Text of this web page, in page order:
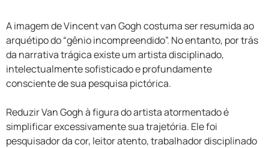
A imagem de Vincent van Gogh costuma ser resumida ao
arquétipo do “gênio incompreendido”. No entanto, por trás
da narrativa trágica existe um artista disciplinado,
intelectualmente sofisticado e profundamente
consciente de sua pesquisa pictórica.
Reduzir Van Gogh à figura do artista atormentado é
simplificar excessivamente sua trajetória. Ele foi
pesquisador da cor, leitor atento, trabalhador disciplinado